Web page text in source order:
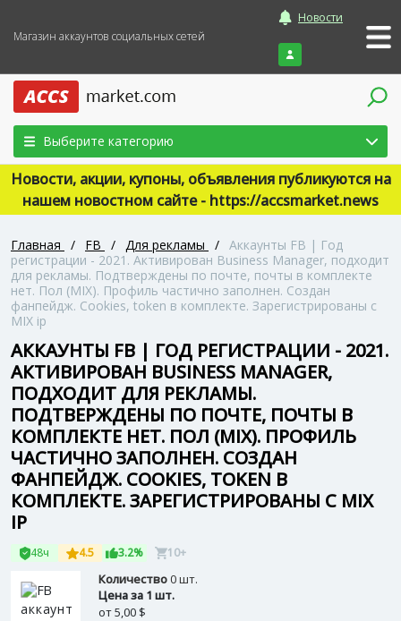
Магазин аккаунтов социальных сетей
Новости
Войти
Выберите категорию
Новости, акции, купоны, объявления публикуются на
нашем новостном сайте - https://accsmarket.news
Главная / FB / Для рекламы / Аккаунты FB | Год
регистрации - 2021. Активирован Business Manager, подходит
для рекламы. Подтверждены по почте, почты в комплекте
нет. Пол (MIX). Профиль частично заполнен. Создан
фанпейдж. Cookies, token в комплекте. Зарегистрированы с
MIX ip
АККАУНТЫ FB | ГОД РЕГИСТРАЦИИ - 2021.
АКТИВИРОВАН BUSINESS MANAGER,
ПОДХОДИТ ДЛЯ РЕКЛАМЫ.
ПОДТВЕРЖДЕНЫ ПО ПОЧТЕ, ПОЧТЫ В
КОМПЛЕКТЕ НЕТ. ПОЛ (MIX). ПРОФИЛЬ
ЧАСТИЧНО ЗАПОЛНЕН. СОЗДАН
ФАНПЕЙДЖ. COOKIES, TOKEN В
КОМПЛЕКТЕ. ЗАРЕГИСТРИРОВАНЫ С MIX
IP
48ч 4.5 3.2% 10+
Количество0 шт.
Цена за 1 шт.
от5,00 $